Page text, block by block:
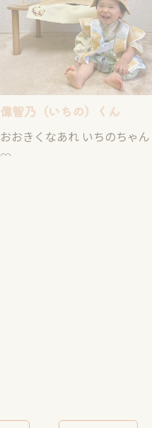
偉智乃（いちの）くん
おおきくなあれ いちのちゃん
♡